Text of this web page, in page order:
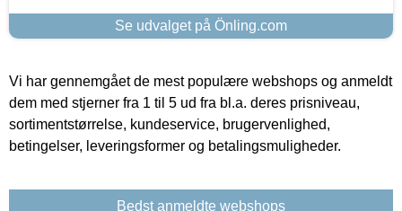
Se udvalget på Önling.com
Vi har gennemgået de mest populære webshops og anmeldt
dem med stjerner fra 1 til 5 ud fra bl.a. deres prisniveau,
sortimentstørrelse, kundeservice, brugervenlighed,
betingelser, leveringsformer og betalingsmuligheder.
Bedst anmeldte webshops